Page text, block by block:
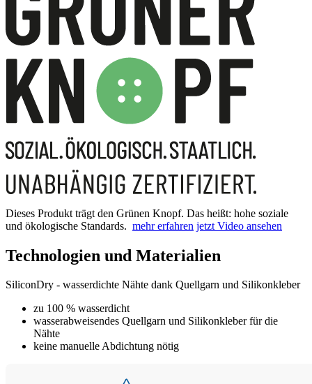
Dieses Produkt trägt den Grünen Knopf. Das heißt: hohe soziale
und ökologische Standards. mehr erfahren jetzt Video ansehen
Technologien und Materialien
SiliconDry - wasserdichte Nähte dank Quellgarn und Silikonkleber
zu 100 % wasserdicht
wasserabweisendes Quellgarn und Silikonkleber für die
Nähte
keine manuelle Abdichtung nötig